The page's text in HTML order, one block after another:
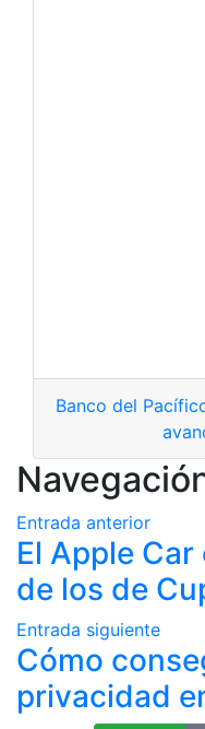
Banco del
Entrada anterior
El Apple
de los de
Entrada siguiente
Cómo
privacidad